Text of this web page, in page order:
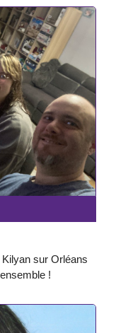
sur Orléans
!